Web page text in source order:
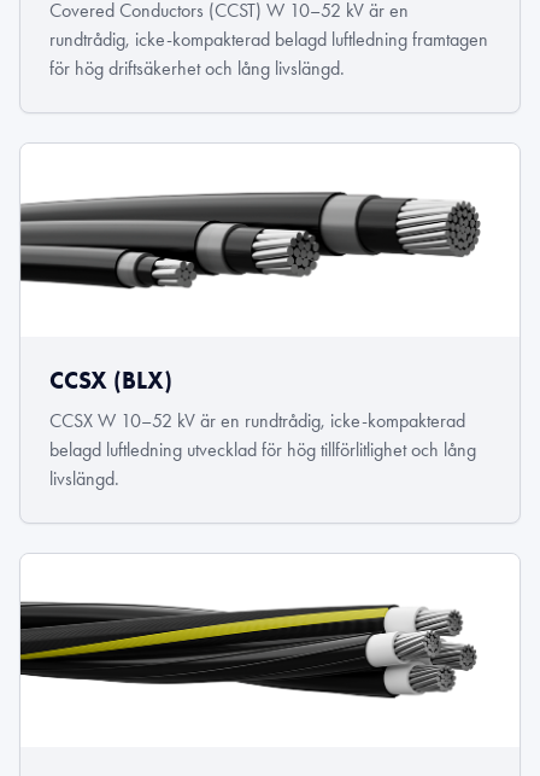
Covered Conductors (CCST) W 10–52 kV är en
rundtrådig, icke-kompakterad belagd luftledning framtagen
för hög driftsäkerhet och lång livslängd.
CCSX (BLX)
CCSX W 10–52 kV är en rundtrådig, icke-kompakterad
belagd luftledning utvecklad för hög tillförlitlighet och lång
livslängd.